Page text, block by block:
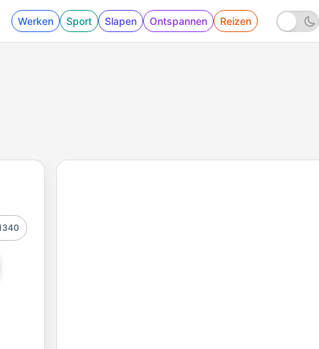
Werken Sport Slapen Ontspannen Reizen